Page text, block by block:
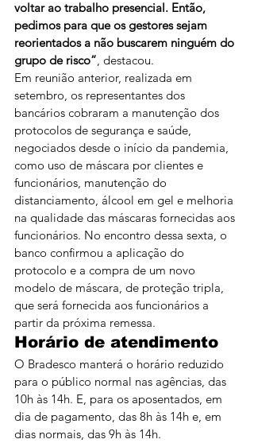
voltar ao trabalho presencial. Então,
pedimos para que os gestores sejam
reorientados a não buscarem ninguém do
grupo de risco”, destacou.
Em reunião anterior, realizada em
setembro, os representantes dos
bancários cobraram a manutenção dos
protocolos de segurança e saúde,
negociados desde o início da pandemia,
como uso de máscara por clientes e
funcionários, manutenção do
distanciamento, álcool em gel e melhoria
na qualidade das máscaras fornecidas aos
funcionários. No encontro dessa sexta, o
banco confirmou a aplicação do
protocolo e a compra de um novo
modelo de máscara, de proteção tripla,
que será fornecida aos funcionários a
partir da próxima remessa.
Horário de atendimento
O Bradesco manterá o horário reduzido
para o público normal nas agências, das
10h às 14h. E, para os aposentados, em
dia de pagamento, das 8h às 14h e, em
dias normais, das 9h às 14h.